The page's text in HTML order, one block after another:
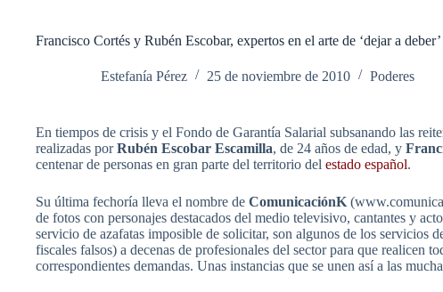
Francisco Cortés y Rubén Escobar, expertos en el arte de ‘dejar a deber’
Estefanía Pérez 25 de noviembre de 2010 Poderes
En tiempos de crisis y el Fondo de Garantía Salarial subsanando las
realizadas porRubén Escobar Escamilla, de 24 años de edad, y
centenar de personas en gran parte del territorio del estado español.
Su última fechoría lleva el nombre de ComunicaciónK
de fotos con personajes destacados del medio televisivo, cantantes y
servicio de azafatas imposible de solicitar, son algunos de los servicios
fiscales falsos) a decenas de profesionales del sector para que realicen
correspondientes demandas. Unas instancias que se unen así a las